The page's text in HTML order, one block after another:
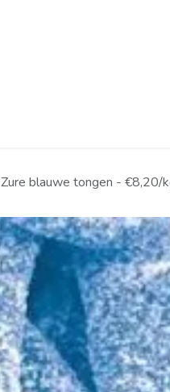
Zure blauwe tongen - €8,20/